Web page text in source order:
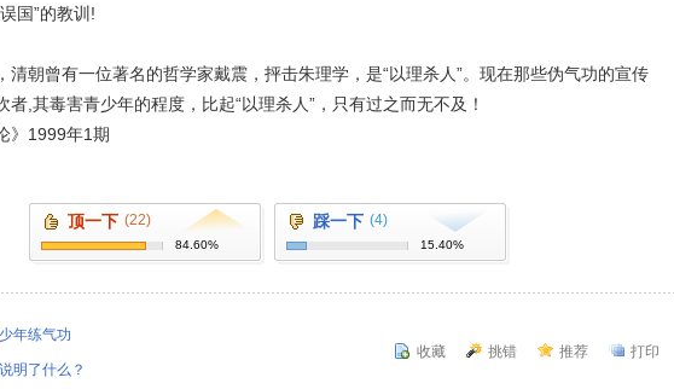
国”的教训!
朝曾有一位著名的哲学家戴震，抨击朱理学，是“以理杀人”。现在那些伪气功的宣传
者,其毒害青少年的程度，比起“以理杀人”，只有过之而无不及！
1999年1期
顶一下 (22)
84.60%
踩一下 (4)
15.40%
年练气功
明了什么？
收藏 挑错 推荐 打印